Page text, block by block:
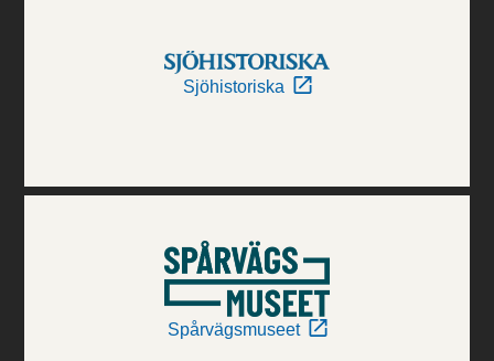
Sjöhistoriska
Spårvägsmuseet